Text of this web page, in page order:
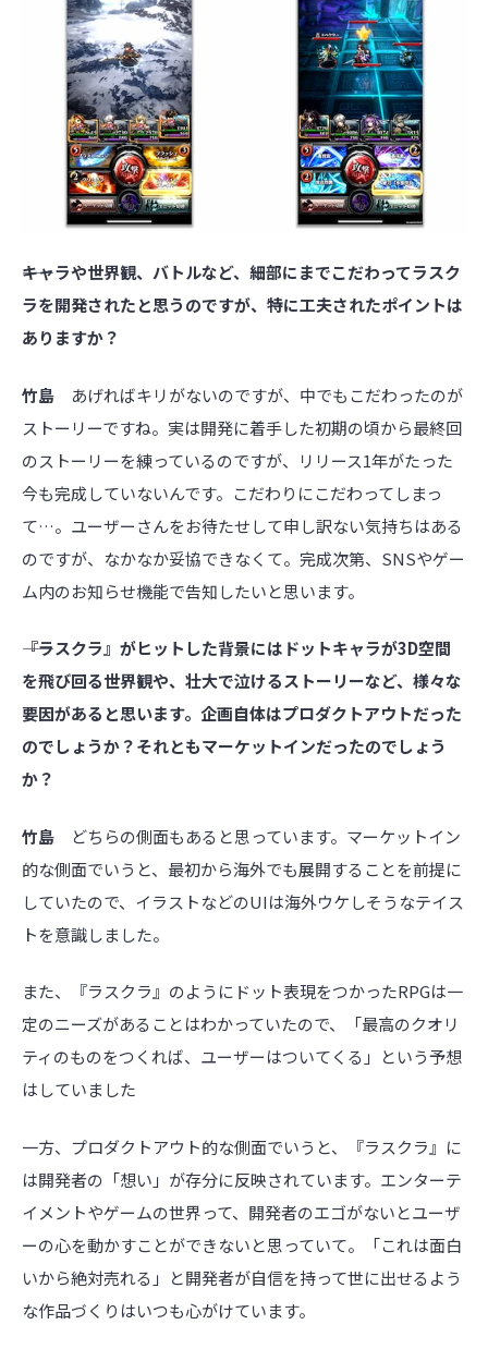
――キャラや世界観、バトルなど、細部にまでこだわってラスク
ラを開発されたと思うのですが、特に工夫されたポイントは
ありますか？
竹島 あげればキリがないのですが、中でもこだわったのが
ストーリーですね。実は開発に着手した初期の頃から最終回
のストーリーを練っているのですが、リリース1年がたった
今も完成していないんです。こだわりにこだわってしまっ
て…。ユーザーさんをお待たせして申し訳ない気持ちはある
のですが、なかなか妥協できなくて。完成次第、SNSやゲー
ム内のお知らせ機能で告知したいと思います。
――『ラスクラ』がヒットした背景にはドットキャラが3D空間
を飛び回る世界観や、壮大で泣けるストーリーなど、様々な
要因があると思います。企画自体はプロダクトアウトだった
のでしょうか？それともマーケットインだったのでしょう
か？
竹島
どちらの側面もあると思っています。マーケットイン
的な側面でいうと、最初から海外でも展開することを前提に
していたので、イラストなどのUIは海外ウケしそうなテイス
トを意識しました。
また、『ラスクラ』のようにドット表現をつかったRPGは一
定のニーズがあることはわかっていたので、「最高のクオリ
ティのものをつくれば、ユーザーはついてくる」という予想
はしていました
一方、プロダクトアウト的な側面でいうと、『ラスクラ』に
は開発者の「想い」が存分に反映されています。エンターテ
イメントやゲームの世界って、開発者のエゴがないとユーザ
ーの心を動かすことができないと思っていて。「これは面白
いから絶対売れる」と開発者が自信を持って世に出せるよう
な作品づくりはいつも心がけています。